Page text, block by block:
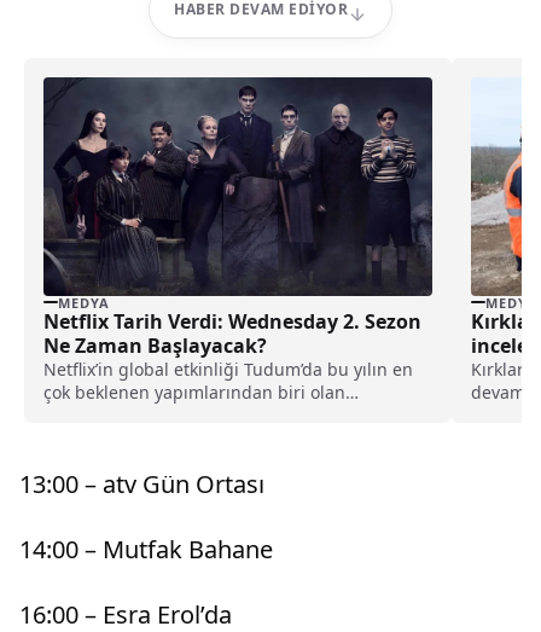
HABER DEVAM EDIYOR
MEDYA
Netflix Tarih Verdi: Wednesday 2. Sezon
Ne Zaman Başlayacak?
Netflix’in global etkinliği Tudum’da bu yılın en
çok beklenen yapımlarından biri olan
MEDYA
devam
13:00 – atv Gün Ortası
14:00 – Mutfak Bahane
16:00 – Esra Erol’da